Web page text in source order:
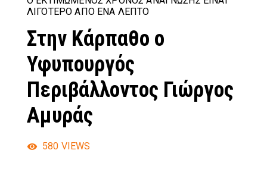
ΛΙΓΌΤΕΡΟ ΑΠΌ ΈΝΑ ΛΕΠΤΌ
Στην Κάρπαθο ο
Υφυπουργός
Περιβάλλοντος Γιώργος
Αμυράς
580 VIEWS